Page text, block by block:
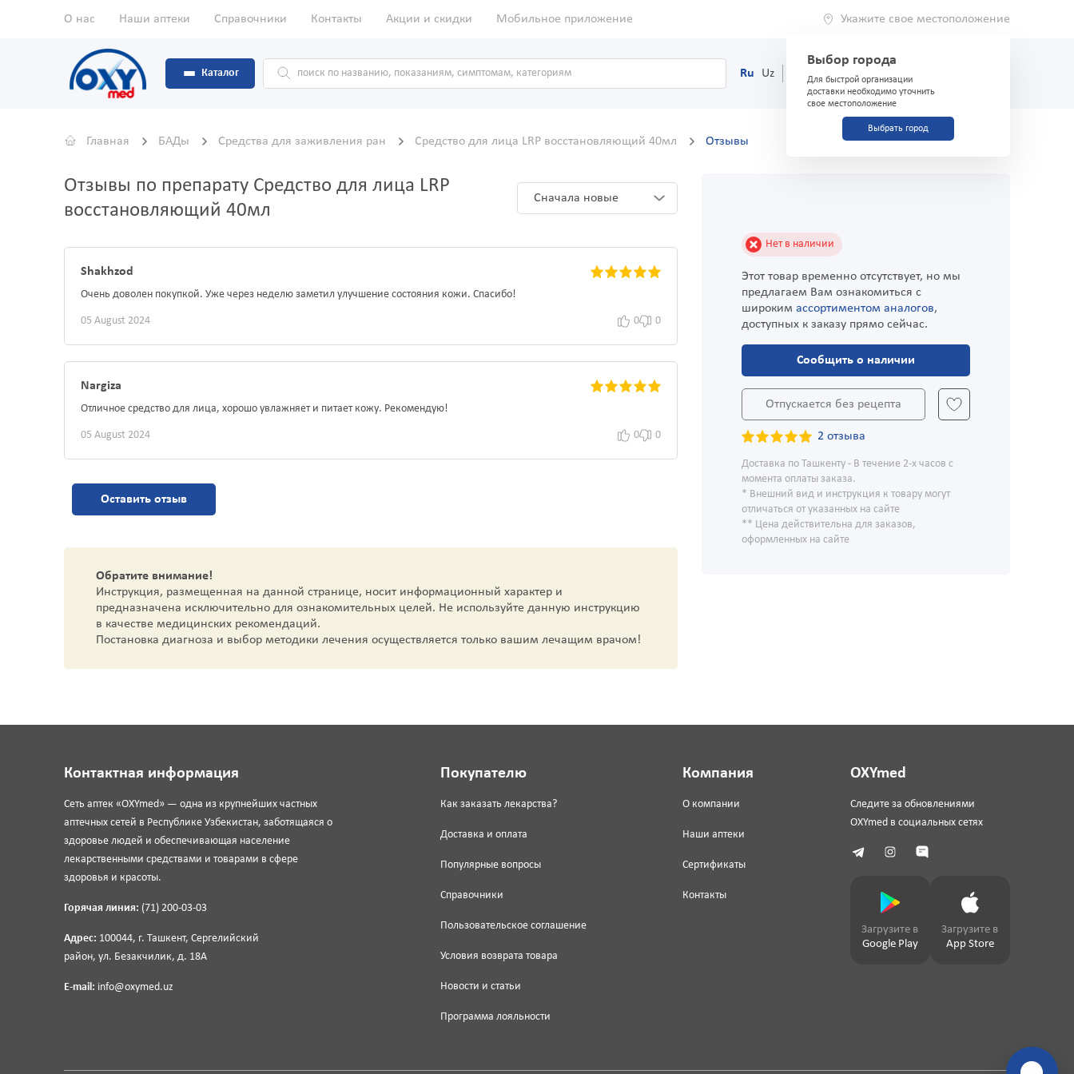
О нас Наши аптеки Справочники Контакты Акции и скидки Мобильное приложение Укажите свое местоположение
Выбор города
Для быстрой организации
доставки необходимо уточнить
свое местоположение
Выбрать город
Каталог Ru Uz (71) 200-03-03
Главная БАДы Средства для заживления ран Средство для лица LRP восстановляющий 40мл Отзывы
Отзывы по препарату Средство для лица LRP
восстановляющий 40мл
Сначала новые
Shakhzod
Очень доволен покупкой. Уже через неделю заметил улучшение состояния кожи. Спасибо!
05 August 2024 0 0
Nargiza
Отличное средство для лица, хорошо увлажняет и питает кожу. Рекомендую!
05 August 2024 0 0
Оставить отзыв
Обратите внимание!
Инструкция, размещенная на данной странице, носит информационный характер и
предназначена исключительно для ознакомительных целей. Не используйте данную инструкцию
в качестве медицинских рекомендаций.
Постановка диагноза и выбор методики лечения осуществляется только вашим лечащим врачом!
Нет в наличии
Этот товар временно отсутствует, но мы
предлагаем Вам ознакомиться с
широким ассортиментом аналогов,
доступных к заказу прямо сейчас.
Сообщить о наличии
Отпускается без рецепта
2 отзыва
Доставка по Ташкенту - В течение 2-х часов с
момента оплаты заказа.
* Внешний вид и инструкция к товару могут
отличаться от указанных на сайте
** Цена действительна для заказов,
оформленных на сайте
Контактная информация
Сеть аптек «OXYmed» — одна из крупнейших частных
аптечных сетей в Республике Узбекистан, заботящаяся о
здоровье людей и обеспечивающая население
лекарственными средствами и товарами в сфере
здоровья и красоты.
Горячая линия: (71) 200-03-03
Адрес: 100044, г. Ташкент, Сергелийский
район, ул. Безакчилик, д. 18А
E-mail: info@oxymed.uz
Покупателю
Как заказать лекарства?
Доставка и оплата
Популярные вопросы
Справочники
Пользовательское соглашение
Условия возврата товара
Новости и статьи
Программа лояльности
Компания
О компании
Наши аптеки
Сертификаты
Контакты
OXYmed
Следите за обновлениями
OXYmed в социальных сетях
Загрузите в
Google Play
Загрузите в
App Store